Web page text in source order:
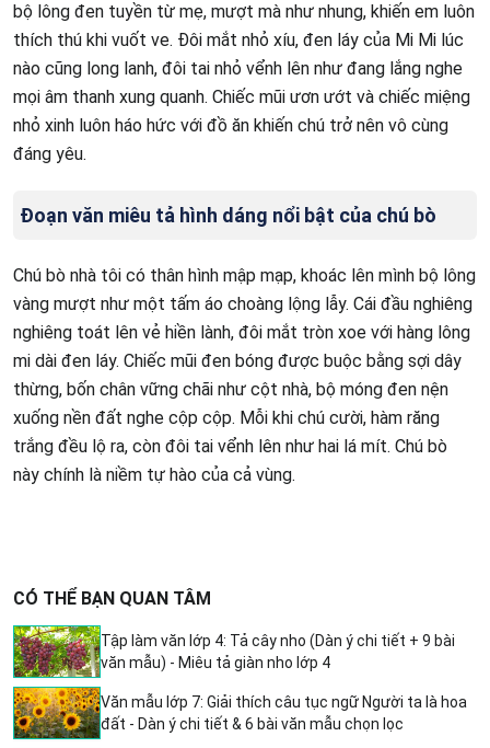
bộ lông đen tuyền từ mẹ, mượt mà như nhung, khiến em luôn
thích thú khi vuốt ve. Đôi mắt nhỏ xíu, đen láy của Mi Mi lúc
nào cũng long lanh, đôi tai nhỏ vểnh lên như đang lắng nghe
mọi âm thanh xung quanh. Chiếc mũi ươn ướt và chiếc miệng
nhỏ xinh luôn háo hức với đồ ăn khiến chú trở nên vô cùng
đáng yêu.
Đoạn văn miêu tả hình dáng nổi bật của chú bò
Chú bò nhà tôi có thân hình mập mạp, khoác lên mình bộ lông
vàng mượt như một tấm áo choàng lộng lẫy. Cái đầu nghiêng
nghiêng toát lên vẻ hiền lành, đôi mắt tròn xoe với hàng lông
mi dài đen láy. Chiếc mũi đen bóng được buộc bằng sợi dây
thừng, bốn chân vững chãi như cột nhà, bộ móng đen nện
xuống nền đất nghe cộp cộp. Mỗi khi chú cười, hàm răng
trắng đều lộ ra, còn đôi tai vểnh lên như hai lá mít. Chú bò
này chính là niềm tự hào của cả vùng.
CÓ THỂ BẠN QUAN TÂM
Tập làm văn lớp 4: Tả cây nho (Dàn ý chi tiết + 9 bài
văn mẫu) - Miêu tả giàn nho lớp 4
Văn mẫu lớp 7: Giải thích câu tục ngữ Người ta là hoa
đất - Dàn ý chi tiết & 6 bài văn mẫu chọn lọc